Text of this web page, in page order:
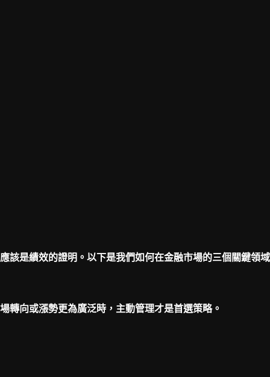
該是績效的證明。以下是我們如何在金融市場的三個關鍵領域
轉向或漲勢更為廣泛時，主動管理才是首選策略。